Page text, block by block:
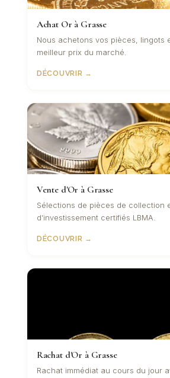
Achat Or à Grasse
Nous achetons vos pièces, lingots
meilleur prix du marché.
DÉCOUVRIR →
Vente d'Or à Grasse
Sélections de pièces de collection
d’investissement certifiés LBMA.
DÉCOUVRIR →
Rachat d'Or à Grasse
Rachat immédiat au cours du jour